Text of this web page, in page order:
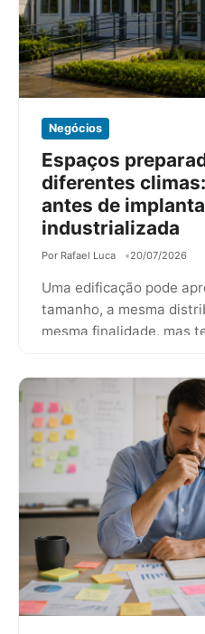
Negócios
Espaços
diferentes
antes de
industrializada
Por Rafael Luca 20/07/2026
Uma edificação pode
tamanho, a mesma
mesma finalidade, mas